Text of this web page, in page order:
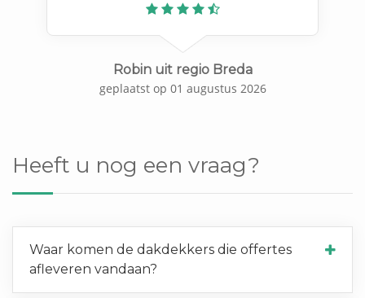
Robin uit regio Breda
geplaatst op 01 augustus 2026
Heeft u nog een vraag?
Waar komen de dakdekkers die offertes
afleveren vandaan?